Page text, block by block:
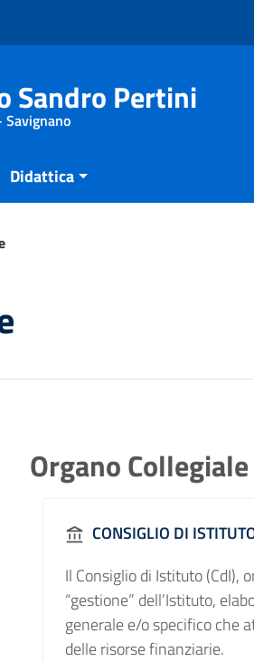
Sandro Pertini
Didattica
Organo Collegiale
CONSIGLIO DI
Il Consiglio di Istituto (CdI),
“gestione” dell’Istituto,
generale e/o specifico che
delle risorse finanziarie.